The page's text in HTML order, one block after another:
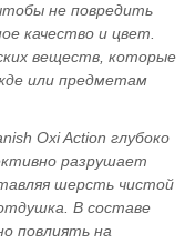
не повредить
качество и цвет.
веществ, которые
или предметам
Oxi Action глубоко
разрушает
шерсть чистой
В составе
повлиять на